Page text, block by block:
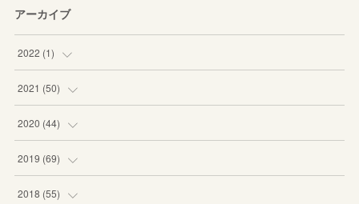
アーカイブ
2022 (1)
(1
2021 (50)
(1
(8
(6
2020 (44)
(3
(1
2019 (69)
(8
2018 (55)